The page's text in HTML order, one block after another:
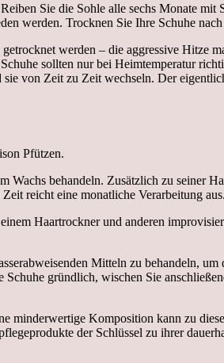
Sie die Sohle alle sechs Monate mit
werden. Trocknen Sie Ihre Schuhe
werden – die aggressive Hitze
sollten nur bei Heimtemperatur
von Zeit zu Zeit wechseln. Der
Pfützen.
behandeln. Zusätzlich zu seiner
reicht eine monatliche Verarbeitung aus.
Haartrockner und anderen
Mitteln zu behandeln,
gründlich, wischen Sie
Komposition kann zu
der Schlüssel zu ihrer